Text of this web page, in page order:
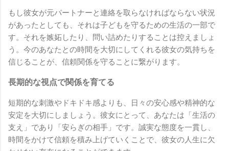
もし彼女が元パートナーと連絡を取らなければならない状況
があったとしても、それは子どもを守るための生活の一部で
す。それを嫉妬したり、問い詰めたりすることは控えましょ
う。今のあなたとの時間を大切にしてくれる彼女の気持ちを
信じることが、信頼関係を守ることに繋がります。
長期的な視点で関係を育てる
短期的な刺激やドキドキ感よりも、日々の安心感や精神的な
安定を大切にしましょう。彼女にとって、あなたは「生活の
支え」であり「安らぎの相手」です。誠実な態度を一貫し、
時間をかけて信頼を積み上げていくことで、彼女の人生に欠